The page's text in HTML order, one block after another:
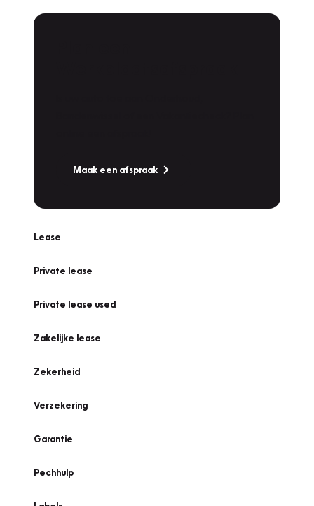
Maak een afspraak
Lease
Private lease
Private lease used
Zakelijke lease
Zekerheid
Verzekering
Garantie
Pechhulp